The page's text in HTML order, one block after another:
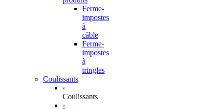
Ferme-
impostes
à
câble
Ferme-
impostes
à
tringles
Coulissants
‹
Coulissants
›